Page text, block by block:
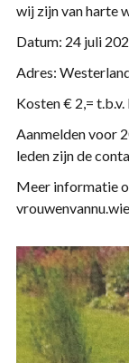
wij zijn van harte
Datum: 24 juli
Adres:
Kosten € 2,=
Aanmelden voor
leden zijn de
Meer informatie